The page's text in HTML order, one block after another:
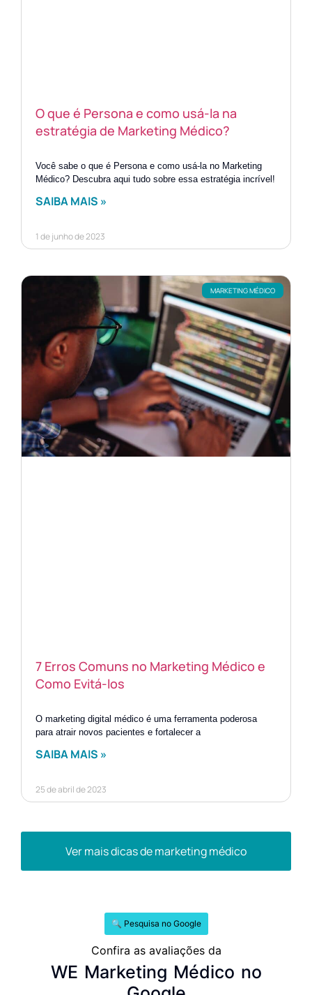
O que é Persona e como usá-la na
estratégia de Marketing Médico?
Você sabe o que é Persona e como usá-la no Marketing
Médico? Descubra aqui tudo sobre essa estratégia incrível!
SAIBA MAIS »
1 de junho de 2023
MARKETING MÉDICO
7 Erros Comuns no Marketing Médico e
Como Evitá-los
O marketing digital médico é uma ferramenta poderosa
para atrair novos pacientes e fortalecer a
SAIBA MAIS »
25 de abril de 2023
Ver mais dicas de marketing médico
🔍 Pesquisa no Google
Confira as avaliações da
WE Marketing Médico no